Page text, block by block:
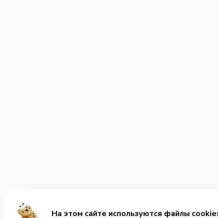
На этом сайте используются файлы